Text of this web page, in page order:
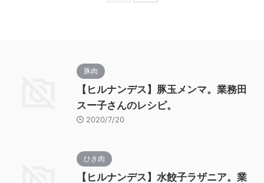
豚肉
【ヒルナンデス】豚玉メンマ。業務田
スー子さんのレシピ。
2020/7/20
ひき肉
【ヒルナンデス】水餃子ラザニア。業